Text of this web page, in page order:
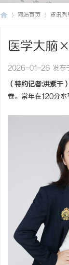
网站首页 资讯列
医学大脑
2026-01-26 发布
（特约记者:洪紫千）
卷。常年在120分